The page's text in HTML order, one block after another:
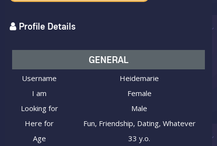
Profile Details
GENERAL
Username
Heidemarie
I am
Female
Looking for
Male
Here for
Fun, Friendship, Dating, Whatever
Age
33 y.o.